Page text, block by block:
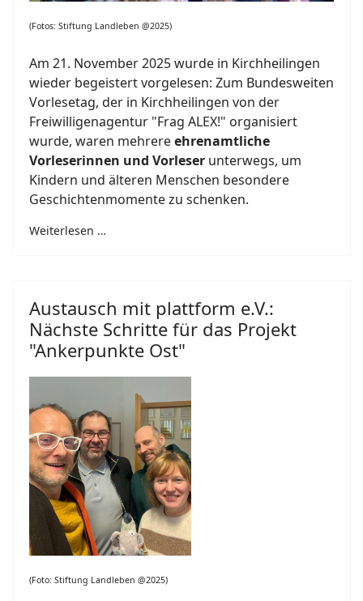
(Fotos: Stiftung Landleben @2025)
Am 21. November 2025 wurde in Kirchheilingen
wieder begeistert vorgelesen: Zum Bundesweiten
Vorlesetag, der in Kirchheilingen von der
Freiwilligenagentur "Frag ALEX!" organisiert
wurde, waren mehrereehrenamtliche
Vorleserinnen und Vorleser unterwegs, um
Kindern und älteren Menschen besondere
Geschichtenmomente zu schenken.
Weiterlesen …
Austausch mit plattform e.V.:
Nächste Schritte für das Projekt
"Ankerpunkte Ost"
(Foto: Stiftung Landleben @2025)